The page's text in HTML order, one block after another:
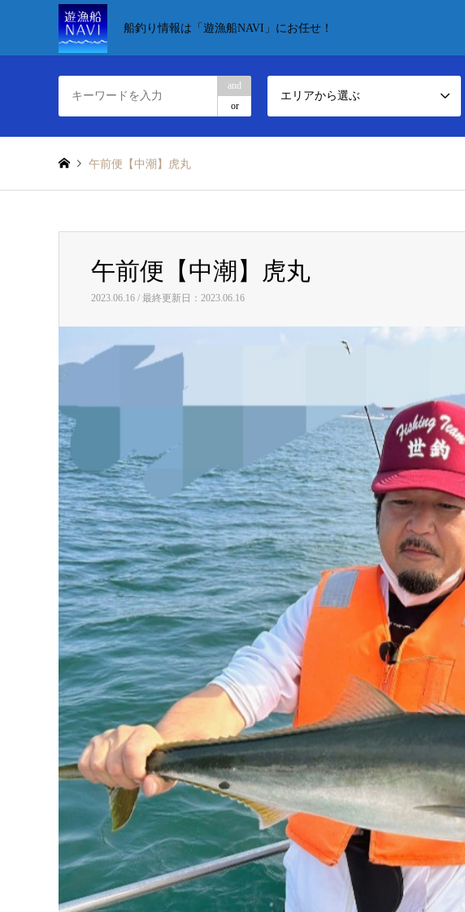
船釣り情報は「遊漁船NAVI」にお任せ！
and
or
エリアから選ぶ
午前便【中潮】虎丸
午前便【中潮】虎丸
2023.06.16 / 最終更新日：2023.06.16